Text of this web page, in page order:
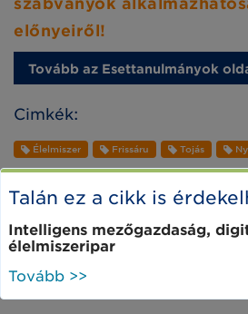
előnyeiről!
Tovább az Esettanulmányok
Cimkék:
Élelmiszer Frissáru Tojás
Talán ez a cikk is
Intelligens mezőgazdaság,
élelmiszeripar
Tovább >>